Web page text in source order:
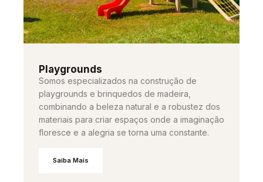
Playgrounds
Somos especializados na construção de
playgrounds e brinquedos de madeira,
combinando a beleza natural e a robustez dos
materiais para criar espaços onde a imaginação
floresce e a alegria se torna uma constante.
Saiba Mais